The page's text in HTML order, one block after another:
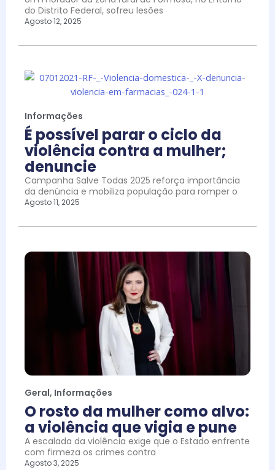
do Distrito Federal, sofreu lesões
Agosto 12, 2025
Informações
É possível parar o ciclo da
violência contra a mulher;
denuncie
Campanha Salve Todas 2025 reforça importância
da denúncia e mobiliza população para romper o
Agosto 11, 2025
Geral, Informações
O rosto da mulher como alvo:
a violência que vigia e pune
A escalada da violência exige que o Estado enfrente
com firmeza os crimes contra
Agosto 3, 2025